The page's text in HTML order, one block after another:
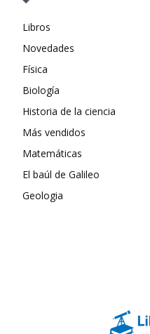
Libros
Novedades
Física
Biología
Historia de la ciencia
Más vendidos
Matemáticas
El baúl de Galileo
Geologia